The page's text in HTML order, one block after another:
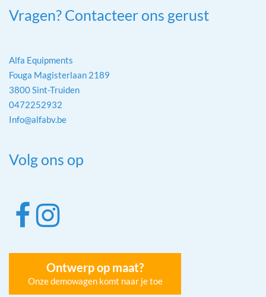
Vragen? Contacteer ons gerust
Alfa Equipments
Fouga Magisterlaan 2189
3800 Sint-Truiden
0472252932
Info@alfabv.be
Volg ons op
Ontwerp op maat?
Onze demowagen komt naar je toe